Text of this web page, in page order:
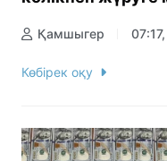
Қамшыгер
Көбірек оқу